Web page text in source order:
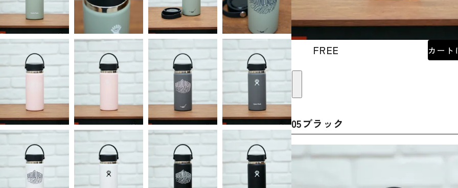
FREE カート
05ブラック